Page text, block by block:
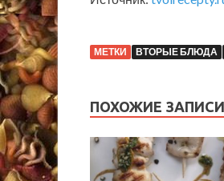
МЕТКИ ВТОРЫЕ БЛЮДА
ПОХОЖИЕ ЗАПИСИ